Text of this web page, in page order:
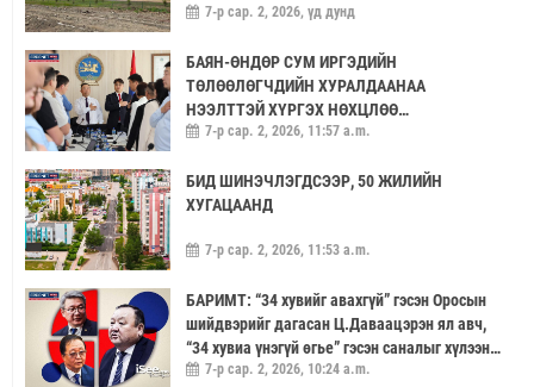
7-р сар. 2, 2026, үд дунд
БАЯН-ӨНДӨР СУМ ИРГЭДИЙН
ТӨЛӨӨЛӨГЧДИЙН ХУРАЛДААНАА
НЭЭЛТТЭЙ ХҮРГЭХ НӨХЦЛӨӨ
САЙЖРУУЛААЧ
7-р сар. 2, 2026, 11:57 a.m.
БИД ШИНЭЧЛЭГДСЭЭР, 50 ЖИЛИЙН
ХУГАЦААНД
7-р сар. 2, 2026, 11:53 a.m.
БАРИМТ: “34 хувийг авахгүй” гэсэн Оросын
шийдвэрийг дагасан Ц.Даваацэрэн ял авч,
“34 хувиа үнэгүй өгье” гэсэн саналыг хүлээн
аваагүй хүмүүс хариуцлагагүй үлдэв
7-р сар. 2, 2026, 10:24 a.m.